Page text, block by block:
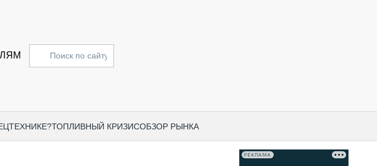
ТОПЛИВНЫЙ КРИЗИСОБЗОР РЫНКА
РЕКЛАМА